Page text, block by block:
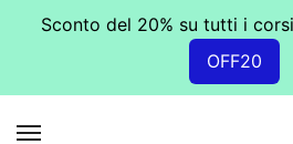
Sconto del 20% su tutti i
OFF20